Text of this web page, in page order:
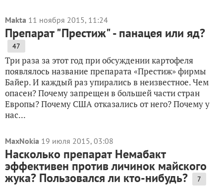
Makta 11 ноября 2015, 11:24
Препарат "Престиж" - панацея или яд?
47
Три раза за этот год при обсуждении картофеля
появлялось название препарата «Престиж» фирмы
Байер. И каждый раз упирались в неизвестное. Чем
опасен? Почему запрещен в большей части стран
Европы? Почему США отказались от него? Почему у
нас...
MaxNokia 19 июля 2015, 03:08
Насколько препарат Немабакт
эффективен против личинок майского
жука? Пользовался ли кто-нибудь? 7